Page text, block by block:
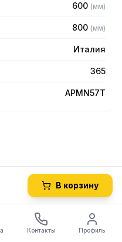
600 (мм)
800 (мм)
Италия
365
APMN57T
В корзину
Контакты Профиль